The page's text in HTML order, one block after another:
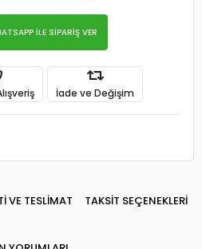
İLE SİPARİŞ VER
İade ve Değişim
VE TESLİMAT TAKSİT SEÇENEKLERİ